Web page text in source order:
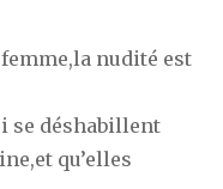
nudité est
se déshabillent
qu’elles